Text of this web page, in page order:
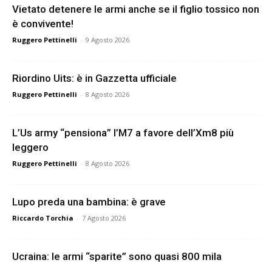
Vietato detenere le armi anche se il figlio tossico non
è convivente!
Ruggero Pettinelli - 9 Agosto 2026
Riordino Uits: è in Gazzetta ufficiale
Ruggero Pettinelli - 8 Agosto 2026
L’Us army “pensiona” l’M7 a favore dell’Xm8 più
leggero
Ruggero Pettinelli - 8 Agosto 2026
Lupo preda una bambina: è grave
Riccardo Torchia - 7 Agosto 2026
Ucraina: le armi “sparite” sono quasi 800 mila